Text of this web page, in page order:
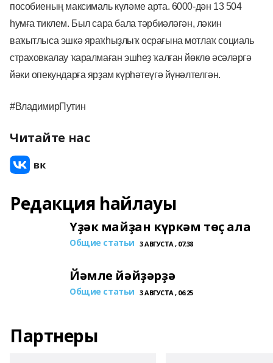
пособиеның максималь күләме арта. 6000-дән 13 504
һумға тиклем. Был сара бала тәрбиәләгән, ләкин
ваҡытлыса эшкә яраҡһыҙлыҡ осрағына мотлаҡ социаль
страховкалау ҡаралмаған эшһеҙ ҡалған йөклө әсәләргә
йәки опекундарға ярҙам күрһәтеүгә йүнәлтелгән.
#ВладимирПутин
Читайте нас
Редакция һайлауы
Үҙәк майҙан күркәм төҫ ала
Общие статьи 3 АВГУСТА , 07:38
Йәмле йәйҙәрҙә
Общие статьи 3 АВГУСТА , 06:25
Партнеры